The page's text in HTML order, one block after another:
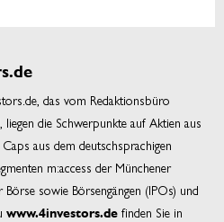
das vom Redaktionsbüro
die Schwerpunkte auf Aktien aus
aus dem deutschsprachigen
m:access der Münchener
sowie Börsengängen (IPOs) und
www.4investors.de finden Sie in